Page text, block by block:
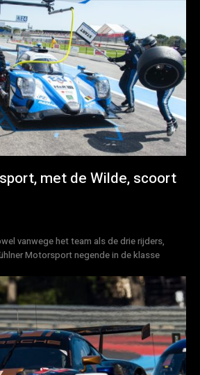
met de Wilde, scoort
vanwege het team als de drie rijders,
Motorsport negende in de klasse